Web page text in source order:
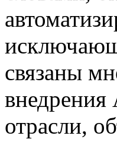
связаны
внедрения
отрасли,